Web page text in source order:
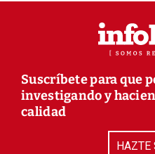
Suscríbete para que
investigando y
calidad